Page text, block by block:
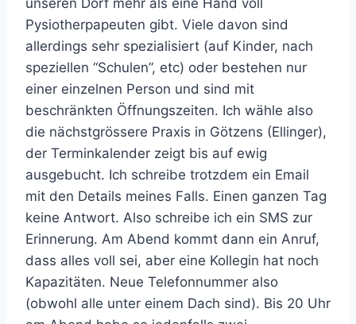
unseren Dorf mehr als eine Hand voll
Pysiotherpapeuten gibt. Viele davon sind
allerdings sehr spezialisiert (auf Kinder, nach
speziellen “Schulen”, etc) oder bestehen nur
einer einzelnen Person und sind mit
beschränkten Öffnungszeiten. Ich wähle also
die nächstgrössere Praxis in Götzens (Ellinger),
der Terminkalender zeigt bis auf ewig
ausgebucht. Ich schreibe trotzdem ein Email
mit den Details meines Falls. Einen ganzen Tag
keine Antwort. Also schreibe ich ein SMS zur
Erinnerung. Am Abend kommt dann ein Anruf,
dass alles voll sei, aber eine Kollegin hat noch
Kapazitäten. Neue Telefonnummer also
(obwohl alle unter einem Dach sind). Bis 20 Uhr